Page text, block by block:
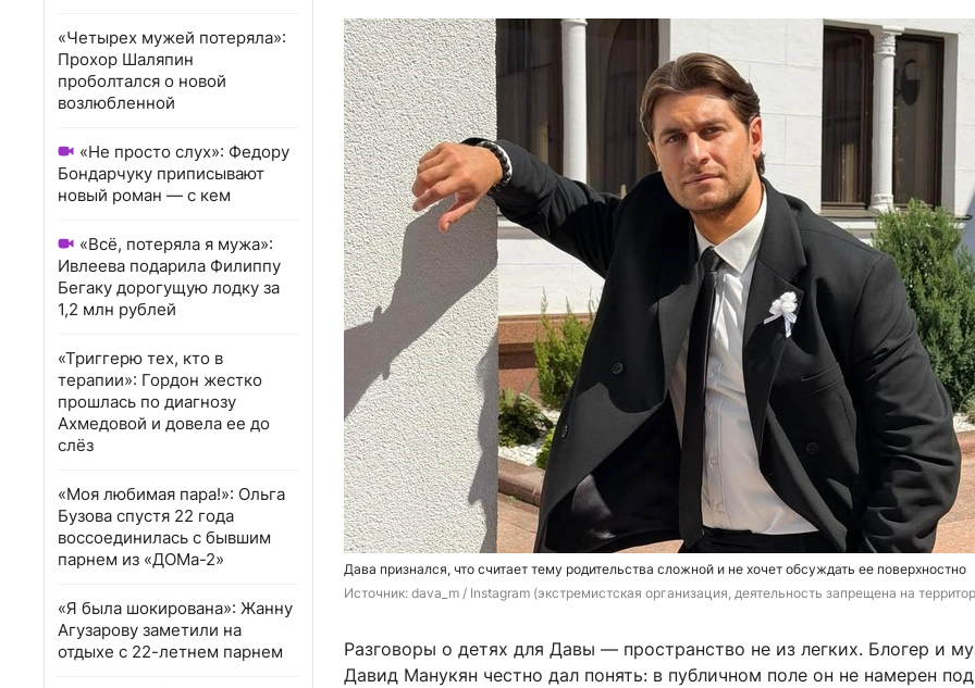
«Четырех мужей потеряла»:
Прохор Шаляпин
проболтался о новой
возлюбленной
«Не просто слух»: Федору
Бондарчуку приписывают
новый роман — с кем
«Всё, потеряла я мужа»:
Ивлеева подарила Филиппу
Бегаку дорогущую лодку за
1,2 млн рублей
«Триггерю тех, кто в
терапии»: Гордон жестко
прошлась по диагнозу
Ахмедовой и довела ее до
слёз
«Моя любимая пара!»: Ольга
Бузова спустя 22 года
воссоединилась с бывшим
парнем из «ДОМа-2»
«Я была шокирована»: Жанну
Агузарову заметили на
отдыхе с 22-летнем парнем
Дава признался, что считает тему родительства сложной и не хочет обсуждать ее поверхностно
Источник: dava_m / Instagram (экстремистская организация, деятельность запрещена на
Разговоры о детях для Давы — пространство не из легких. Блогер и
Давид Манукян честно дал понять: в публичном поле он не намерен